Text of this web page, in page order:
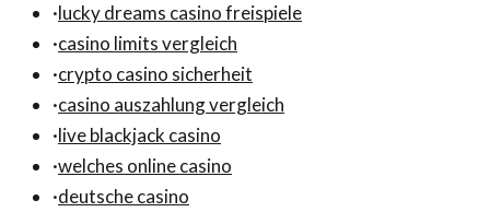
·lucky dreams casino freispiele
·casino limits vergleich
·crypto casino sicherheit
·casino auszahlung vergleich
·live blackjack casino
·welches online casino
·deutsche casino